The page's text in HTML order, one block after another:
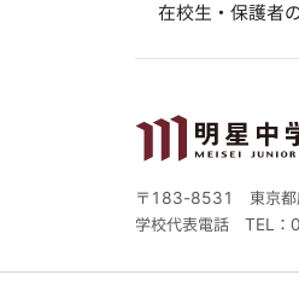
在校生・保護者
〒183-8531 東京都
学校代表電話TEL